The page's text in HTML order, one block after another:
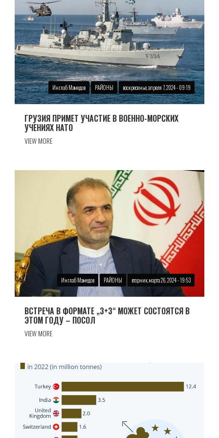
Инглаб Мамедов РАЙОНЫ воскресенье, апреля 7, 2024 - 09:19
ГРУЗИЯ ПРИМЕТ УЧАСТИЕ В ВОЕННО-МОРСКИХ
УЧЕНИЯХ НАТО
VIEW MORE
Инглаб Мамедов РАЙОНЫ вторник, марта 26, 2024 - 19:53
ВСТРЕЧА В ФОРМАТЕ „3+3“ МОЖЕТ СОСТОЯТСЯ В
ЭТОМ ГОДУ – ПОСОЛ
VIEW MORE